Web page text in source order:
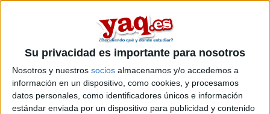
Su privacidad es importante para nosotros
Nosotros y nuestros socios almacenamos y/o accedemos a
información en un dispositivo, como cookies, y procesamos
datos personales, como identificadores únicos e información
estándar enviada por un dispositivo para publicidad y contenido
Estudios nombrados en este post
Estudiar Psicología